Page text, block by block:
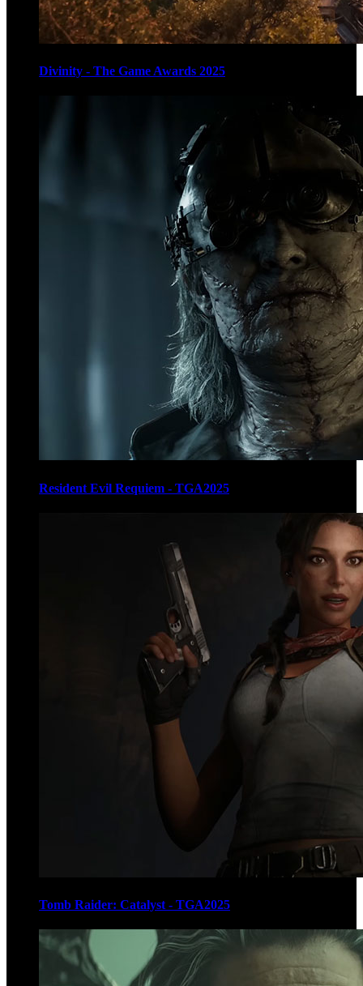
Divinity - The Game Awards 2025
Resident Evil Requiem - TGA2025
Tomb Raider: Catalyst - TGA2025